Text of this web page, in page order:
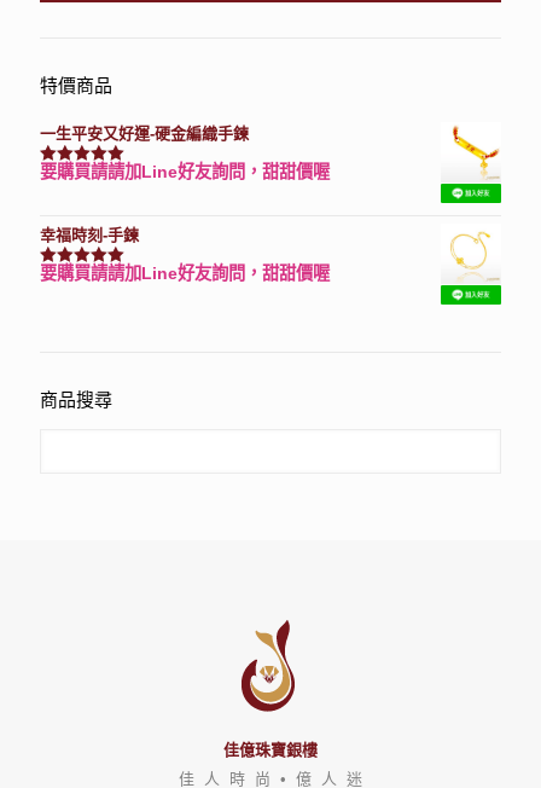
特價商品
一生平安又好運-硬金編織手鍊
評分7740滿分 5
要購買請請加Line好友詢問，甜甜價喔
幸福時刻-手鍊
評分3150滿分 5
要購買請請加Line好友詢問，甜甜價喔
商品搜尋
佳億珠寶銀樓
佳 人 時 尚 • 億 人 迷